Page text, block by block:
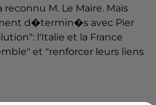
M. Le Maire. Mais
d�termin�s avec Pier
l'Italie et la France
et "renforcer leurs liens